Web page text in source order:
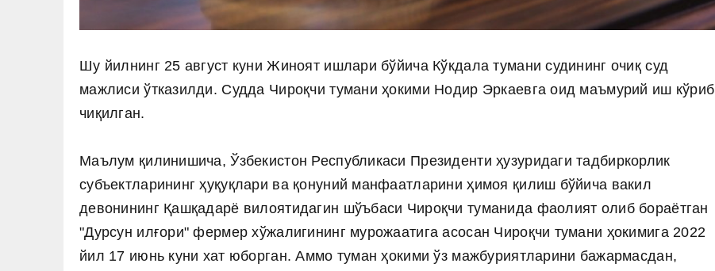
Шу йилнинг 25 август куни Жиноят ишлари бўйича Кўкдала тумани судининг очиқ суд
мажлиси ўтказилди. Судда Чироқчи тумани ҳокими Нодир Эркаевга оид маъмурий иш кўриб
чиқилган.
Маълум қилинишича, Ўзбекистон Республикаси Президенти ҳузуридаги тадбиркорлик
субъектларининг ҳуқуқлари ва қонуний манфаатларини ҳимоя қилиш бўйича вакил
девонининг Қашқадарё вилоятидагин шўъбаси Чироқчи туманида фаолият олиб бораётган
"Дурсун илғори" фермер хўжалигининг мурожаатига асосан Чироқчи тумани ҳокимига 2022
йил 17 июнь куни хат юборган. Аммо туман ҳокими ўз мажбуриятларини бажармасдан,